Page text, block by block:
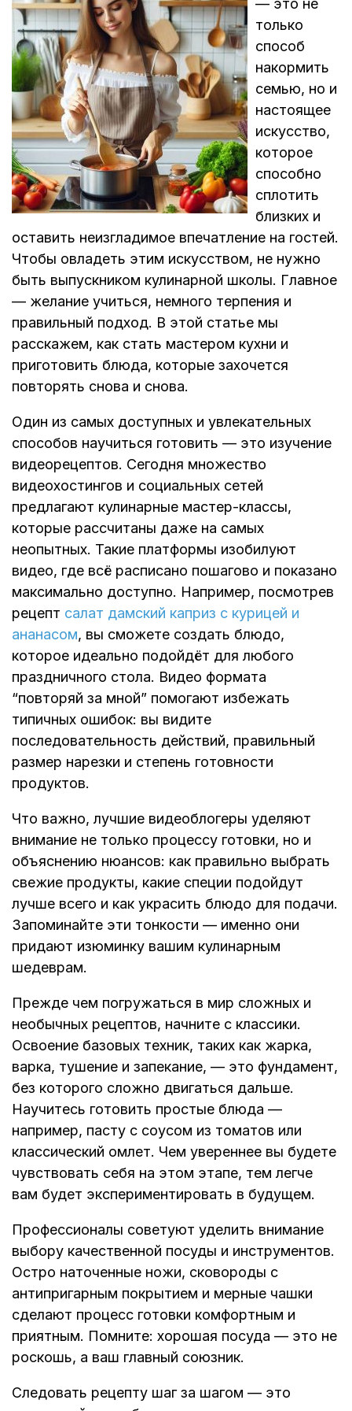
— это не
только
способ
накормить
семью, но и
настоящее
искусство,
которое
способно
сплотить
близких и
оставить неизгладимое впечатление на гостей.
Чтобы овладеть этим искусством, не нужно
быть выпускником кулинарной школы. Главное
— желание учиться, немного терпения и
правильный подход. В этой статье мы
расскажем, как стать мастером кухни и
приготовить блюда, которые захочется
повторять снова и снова.
Один из самых доступных и увлекательных
способов научиться готовить — это изучение
видеорецептов. Сегодня множество
видеохостингов и социальных сетей
предлагают кулинарные мастер-классы,
которые рассчитаны даже на самых
неопытных. Такие платформы изобилуют
видео, где всё расписано пошагово и показано
максимально доступно. Например, посмотрев
рецепт салат дамский каприз с курицей и
ананасом, вы сможете создать блюдо,
которое идеально подойдёт для любого
праздничного стола. Видео формата
“повторяй за мной” помогают избежать
типичных ошибок: вы видите
последовательность действий, правильный
размер нарезки и степень готовности
продуктов.
Что важно, лучшие видеоблогеры уделяют
внимание не только процессу готовки, но и
объяснению нюансов: как правильно выбрать
свежие продукты, какие специи подойдут
лучше всего и как украсить блюдо для подачи.
Запоминайте эти тонкости — именно они
придают изюминку вашим кулинарным
шедеврам.
Прежде чем погружаться в мир сложных и
необычных рецептов, начните с классики.
Освоение базовых техник, таких как жарка,
варка, тушение и запекание, — это фундамент,
без которого сложно двигаться дальше.
Научитесь готовить простые блюда —
например, пасту с соусом из томатов или
классический омлет. Чем увереннее вы будете
чувствовать себя на этом этапе, тем легче
вам будет экспериментировать в будущем.
Профессионалы советуют уделить внимание
выбору качественной посуды и инструментов.
Остро наточенные ножи, сковороды с
антипригарным покрытием и мерные чашки
сделают процесс готовки комфортным и
приятным. Помните: хорошая посуда — это не
роскошь, а ваш главный союзник.
Следовать рецепту шаг за шагом — это